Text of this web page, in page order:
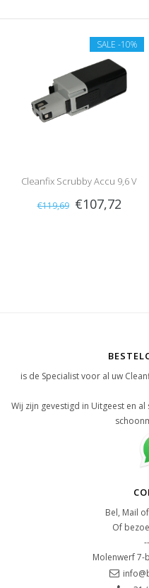
SALE -10%
Cleanfix Scrubby Accu 9,6 V
€119,69 €107,72
is de Specialist voor al uw
Wij zijn gevestigd in Uitgeest en
Bel, Mail
Of
Molenwerf 7-